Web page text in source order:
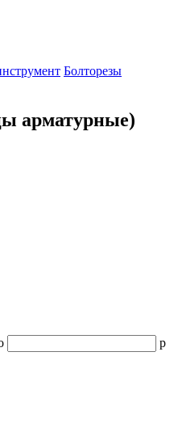
Болторезы
арматурные)
р